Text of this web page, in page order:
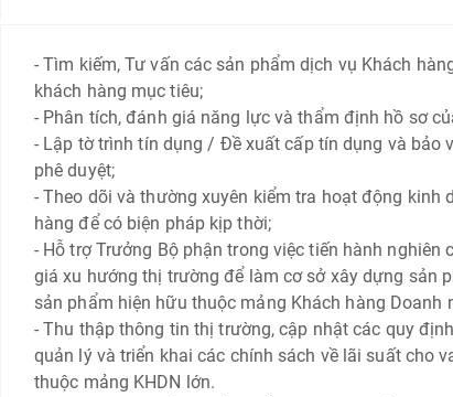
- Tìm kiếm, Tư vấn các sản phẩm dịch vụ Khách
khách hàng mục tiêu;
- Phân tích, đánh giá năng lực và thẩm định hồ sơ
- Lập tờ trình tín dụng / Đề xuất cấp tín dụng và bảo
phê duyệt;
- Theo dõi và thường xuyên kiểm tra hoạt động kinh
hàng để có biện pháp kịp thời;
- Hỗ trợ Trưởng Bộ phận trong việc tiến hành
giá xu hướng thị trường để làm cơ sở xây dựng sản
sản phẩm hiện hữu thuộc mảng Khách hàng Doanh
- Thu thập thông tin thị trường, cập nhật các quy
quản lý và triển khai các chính sách về lãi suất cho
thuộc mảng KHDN lớn.